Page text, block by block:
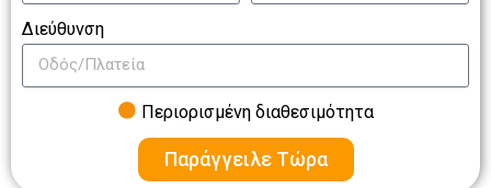
Διεύθυνση
Περιορισμένη διαθεσιμότητα
Παράγγειλε Τώρα